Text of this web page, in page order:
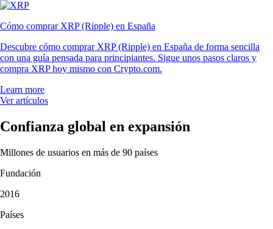
Cómo comprar XRP (Ripple) en España
Descubre cómo comprar XRP (Ripple) en España de forma sencilla
con una guía pensada para principiantes. Sigue unos pasos claros y
compra XRP hoy mismo con Crypto.com.
Learn more
Ver artículos
Confianza global en expansión
Millones de usuarios en más de 90 países
Fundación
2016
Países